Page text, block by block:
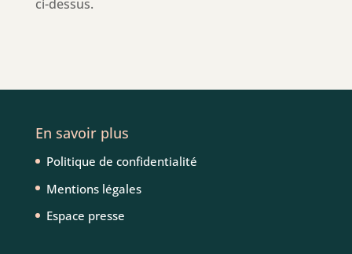
ci-dessus.
En savoir plus
Politique de confidentialité
Mentions légales
Espace presse